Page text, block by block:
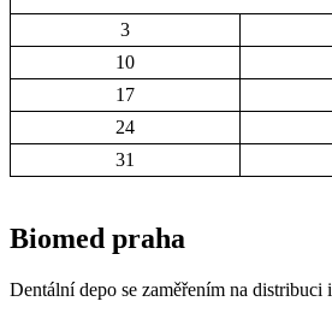
3
10
17
24
31
Biomed praha
Dentální depo se zaměřením na